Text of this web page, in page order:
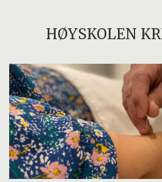
HØYSKOLEN